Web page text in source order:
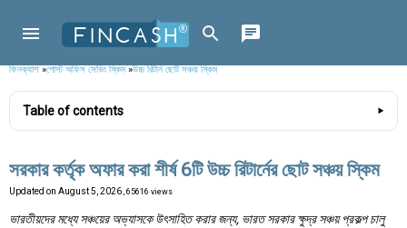
ফিনক্যাশ»পোস্ট অফিস সেভিং স্কিম»উচ্চ রিটার্ন ছোট সঞ্চয় স্কিম
Table of contents
সরকার কর্তৃক অফার করা শীর্ষ 6টি উচ্চ রিটার্নের ছোট সঞ্চয় স্কিম
Updated on August 5, 2026 , 65616 views
ভারতীয়দের মধ্যে সঞ্চয়ের অভ্যাসকে উৎসাহিত করার জন্য, ভারত সরকার ক্ষুদ্র সঞ্চয় প্রকল্প চালু